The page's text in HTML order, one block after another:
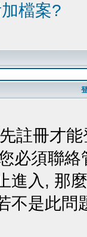
檔案?
註冊才
必須聯
進入, 那
不是此